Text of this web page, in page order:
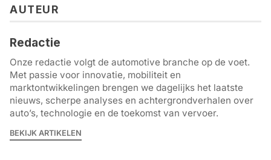
AUTEUR
Redactie
Onze redactie volgt de automotive branche op de voet.
Met passie voor innovatie, mobiliteit en
marktontwikkelingen brengen we dagelijks het laatste
nieuws, scherpe analyses en achtergrondverhalen over
auto’s, technologie en de toekomst van vervoer.
BEKIJK ARTIKELEN